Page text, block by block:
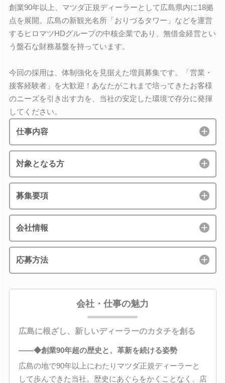
創業90年以上、マツダ正規ディーラーとして広島県内に18拠
点を展開。広島の新観光名所「おりづるタワー」などを運営
するヒロマツHDグループの中核企業であり、無借金経営とい
う盤石な財務基盤を持っています。
今回の採用は、体制強化を見据えた増員募集です。「営業・
接客経験者」を大歓迎！あなたがこれまで培ってきたお客様
のニーズを引き出す力を、当社の安定した環境で存分に発揮
してください。
仕事内容
対象となる方
募集要項
会社情報
応募方法
会社・仕事の魅力
広島に根ざし、新しいディーラーのカタチを創る
――◆創業90年超の歴史と、革新を続ける姿勢
広島の地で90年以上にわたりマツダ正規ディーラーと
して歩んできた当社。歴史にあぐらをかくことなく、店